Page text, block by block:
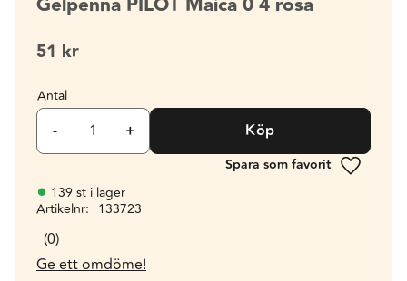
51 kr
Antal
+
- Köp
Lägg till
139 st i lager
Artikelnr
133723
0
Ge ett omdöme!